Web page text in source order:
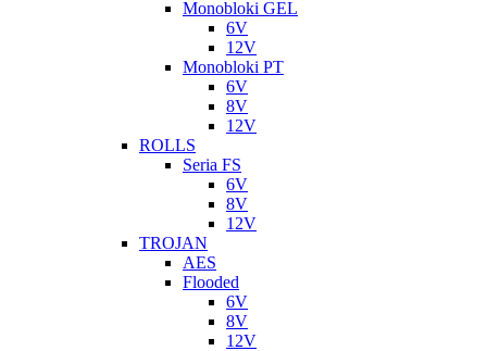
Monobloki GEL
6V
12V
Monobloki PT
6V
8V
12V
ROLLS
Seria FS
6V
8V
12V
TROJAN
AES
Flooded
6V
8V
12V